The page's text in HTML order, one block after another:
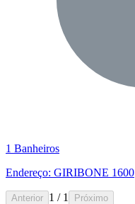
1 Banheiros
Endereço: GIRIBONE 1600
Anterior 1 / 1 Próximo